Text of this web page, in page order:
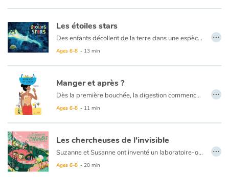
Embarquement immédiat pour un tour du monde des îles à la rencontre des komodos, lémuriens, tortues géantes et autres espèces endémiques...
Les étoiles stars
Des enfants décollent de la terre dans une espèce de navette en forme de planète vitrée dont on devine qu'elle contient notre monde en modèle réduit. Ils vont à la découverte de l'espace et de ses merveilles. Ils croisent aussi bien le monde présent, que le passé et que le futur angoissant de notre galaxie.
On passe allègrement de l'histoire de la compréhension de l'astronomie, au big bang à la nomination des constellations et on va jusqu'au bout de la vie de notre terre et l'explication de sa fin prévisible… mais sans crainte puisque ce n'est pas pour tout de suite et que peut-être à ce moment notre monde aura trouvé une nouvelle planète sur laquelle s'établir. C'est en tous les cas ce que suggère ce documentaire qui finit sur la fameuse maxime de Lavoisier :
Ages 6-8 - 13 min
…
Manger et après ?
Dès la première bouchée, la digestion commence. Un aliment voyage sur près de 9 mètres à l'intérieur de notre corps et ce pendant 10 à 24 heures !
Deuxième étape, le bol alimentaire va être malaxé et écrasé. Il devient une bouillie liquide, le chyme.
Mais le voyage n'est pas fini…
Ages 6-8 - 11 min
…
Les chercheuses de l'invisible
Suzanne et Susanne ont inventé un laboratoire-observatoire secret : le Club de l’Invizible. Leur prochaine mission ? Explorer la terre de la Terre, c’est-à-dire l’endroit le plus secret et le plus invisible de la planète. Plongées dans le monde très sérieux et très farfelu des intra-terrestres, Suzanne et Susanne vont découvrir une troupe de minianimaux aux super-pouvoirs étonnants et assister au plus magique des spectacles.
Ages 6-8 - 20 min
…